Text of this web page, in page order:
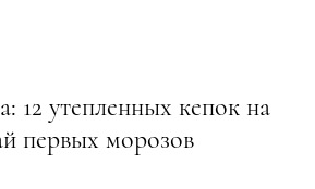
12 утепленных кепок на
первых морозов